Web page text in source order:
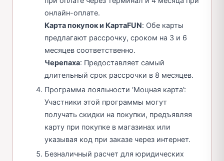
онлайн-оплате.
Карта покупок и КартаFUN: Обе карты
предлагают рассрочку, сроком на 3 и 6
месяцев соответственно.
Черепаха: Предоставляет самый
длительный срок рассрочки в 8 месяцев.
Программа лояльности ‘Моцная карта’:
Участники этой программы могут
получать скидки на покупки, предъявляя
карту при покупке в магазинах или
указывая код при заказе через интернет.
Безналичный расчет для юридических